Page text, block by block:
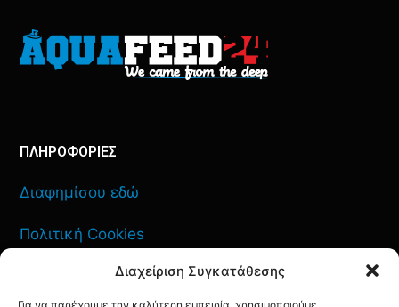
Διαχείριση Συγκατάθεσης
ΠΛΗΡΟΦΟΡΙΕΣ
Διαφημίσου εδώ
Πολιτική Cookies